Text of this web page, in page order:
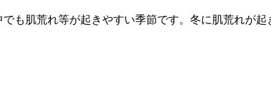
も肌荒れ等が起きやすい季節です。冬に肌荒れが